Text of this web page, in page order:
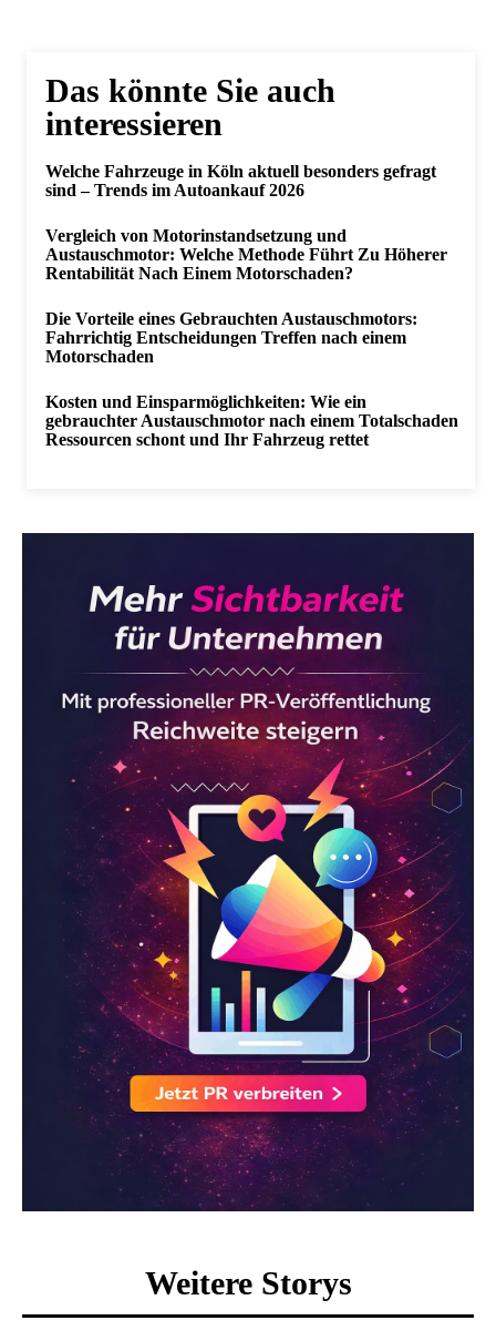
Das könnte Sie auch
interessieren
Welche Fahrzeuge in Köln aktuell besonders gefragt
sind – Trends im Autoankauf 2026
Vergleich von Motorinstandsetzung und
Austauschmotor: Welche Methode Führt Zu Höherer
Rentabilität Nach Einem Motorschaden?
Die Vorteile eines Gebrauchten Austauschmotors:
Fahrrichtig Entscheidungen Treffen nach einem
Motorschaden
Kosten und Einsparmöglichkeiten: Wie ein
gebrauchter Austauschmotor nach einem Totalschaden
Ressourcen schont und Ihr Fahrzeug rettet
Weitere Storys